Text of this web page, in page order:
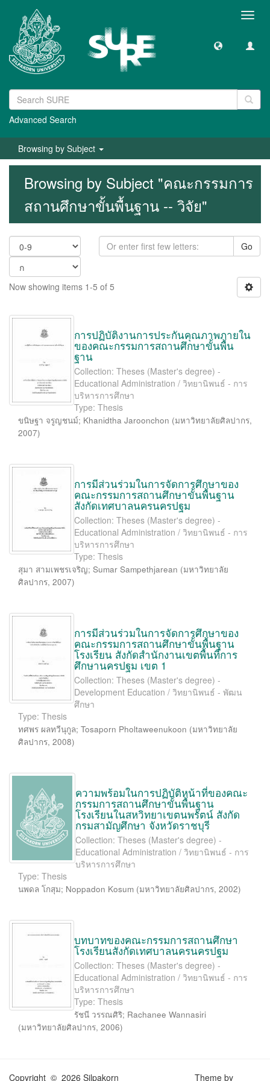
Advanced Search
Browsing by Subject
Browsing by Subject "คณะกรรมการ
สถานศึกษาขั้นพื้นฐาน -- วิจัย"
Go
Now showing items 1-5 of 5
การปฏิบัติงานการประกันคุณภาพภายใน
ของคณะกรรมการสถานศึกษาขั้นพื้น
ฐาน
Collection: Theses (Master's degree) -
Educational Administration / วิทยานิพนธ์ - การ
บริหารการศึกษา
Type: Thesis
ขนิษฐา จรูญชนม์; Khanidtha Jaroonchon (มหาวิทยาลัยศิลปากร,
2007)
การมีส่วนร่วมในการจัดการศึกษาของ
คณะกรรมการสถานศึกษาขั้นพื้นฐาน
สังกัดเทศบาลนครนครปฐม
Collection: Theses (Master's degree) -
Educational Administration / วิทยานิพนธ์ - การ
บริหารการศึกษา
Type: Thesis
สุมา สามเพชรเจริญ; Sumar Sampethjarean (มหาวิทยาลัย
ศิลปากร, 2007)
การมีส่วนร่วมในการจัดการศึกษาของ
คณะกรรมการสถานศึกษาขั้นพื้นฐาน
โรงเรียน สังกัดสำนักงานเขตพื้นที่การ
ศึกษานครปฐม เขต 1
Collection: Theses (Master's degree) -
Development Education / วิทยานิพนธ์ - พัฒน
ศึกษา
Type: Thesis
ทศพร ผลทวีนุกูล; Tosaporn Pholtaweenukoon (มหาวิทยาลัย
ศิลปากร, 2008)
ความพร้อมในการปฏิบัติหน้าที่ของคณะ
กรรมการสถานศึกษาขั้นพื้นฐาน
โรงเรียนในสหวิทยาเขตนพรัตน์ สังกัด
กรมสามัญศึกษา จังหวัดราชบุรี
Collection: Theses (Master's degree) -
Educational Administration / วิทยานิพนธ์ - การ
บริหารการศึกษา
Type: Thesis
นพดล โกสุม; Noppadon Kosum (มหาวิทยาลัยศิลปากร, 2002)
บทบาทของคณะกรรมการสถานศึกษา
โรงเรียนสังกัดเทศบาลนครนครปฐม
Collection: Theses (Master's degree) -
Educational Administration / วิทยานิพนธ์ - การ
บริหารการศึกษา
Type: Thesis
รัชนี วรรณศิริ; Rachanee Wannasiri
(มหาวิทยาลัยศิลปากร, 2006)
Copyright © 2026 Silpakorn Theme by